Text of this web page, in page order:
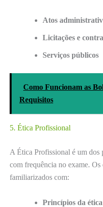
Atos
Licitações e
Serviços públicos
Como Funcionam as
Requisitos
5. Ética Profissional
A Ética Profissional é um dos
com frequência no exame. Os
familiarizados com:
Princípios da